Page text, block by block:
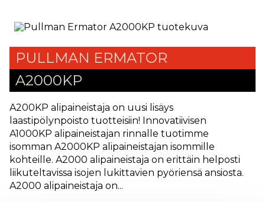
PULLMAN ERMATOR
A2000KP
A200KP alipaineistaja on uusi lisäys
laastipölynpoisto tuotteisiin! Innovatiivisen
A1000KP alipaineistajan rinnalle tuotimme
isomman A2000KP alipaineistajan isommille
kohteille. A2000 alipaineistaja on erittäin helposti
liikuteltavissa isojen lukittavien pyöriensä ansiosta.
A2000 alipaineistaja on...